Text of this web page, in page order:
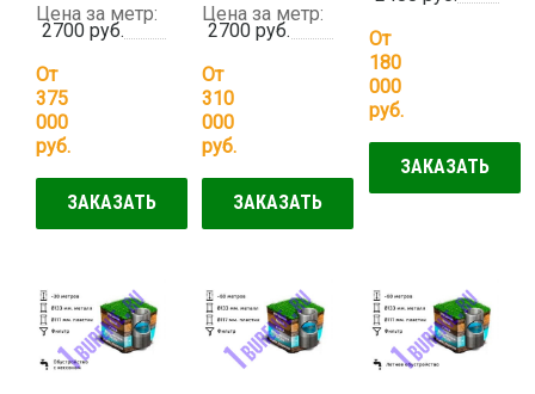
Цена за метр:
2700 руб.
От
375
000
руб.
ЗАКАЗАТЬ
Цена за метр:
2700 руб.
От
310
000
руб.
ЗАКАЗАТЬ
От
180
000
руб.
ЗАКАЗАТЬ